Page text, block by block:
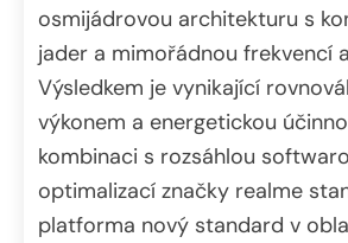
osmijádrovou architekturu s
jader a mimořádnou frekvencí
Výsledkem je vynikající
výkonem a energetickou
kombinaci s rozsáhlou
optimalizací značky realme
platforma nový standard v